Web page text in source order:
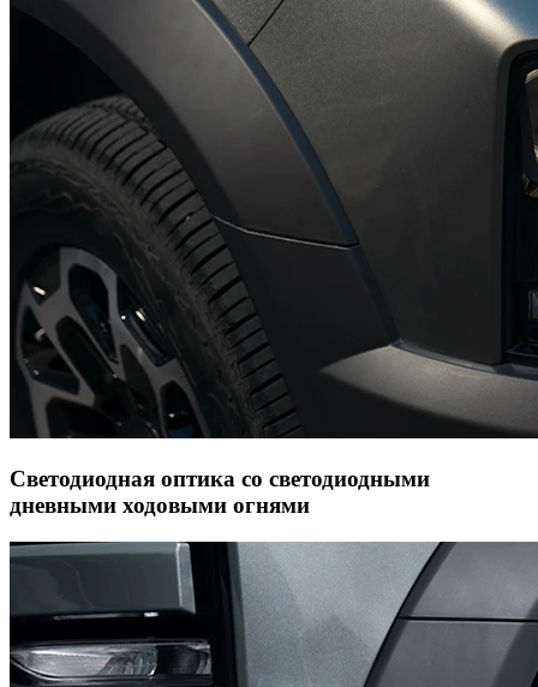
Светодиодная оптика со светодиодными
дневными ходовыми огнями